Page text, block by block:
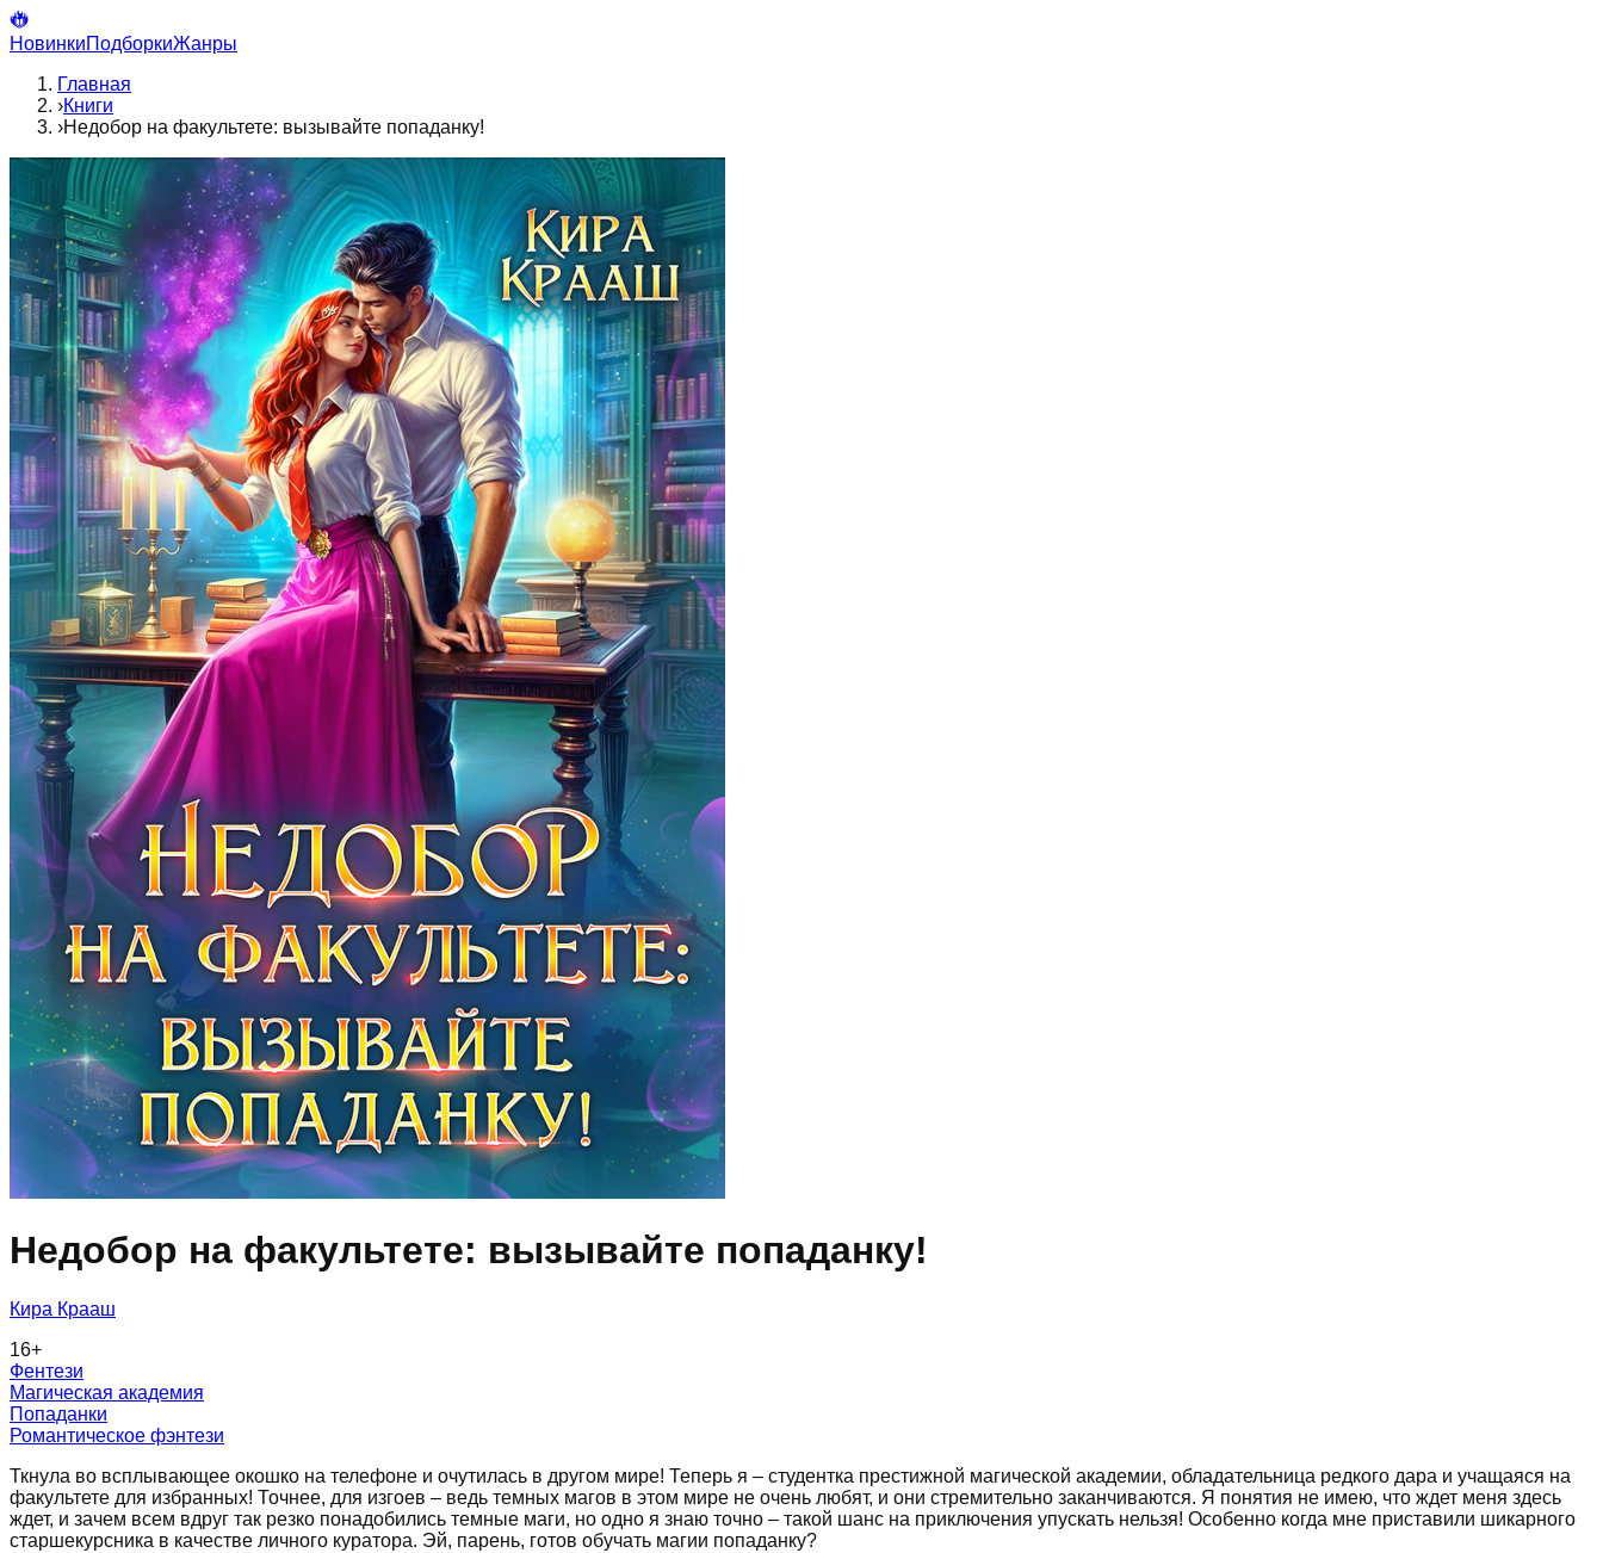
НовинкиПодборкиЖанры
Главная
›Книги
›Недобор на факультете: вызывайте попаданку!
Недобор на факультете: вызывайте попаданку!
Кира Крааш
16+
Фентези
Магическая академия
Попаданки
Романтическое фэнтези
Ткнула во всплывающее окошко на телефоне и очутилась в другом мире! Теперь я – студентка престижной магической академии, обладательница редкого дара и учащаяся на
факультете для избранных! Точнее, для изгоев – ведь темных магов в этом мире не очень любят, и они стремительно заканчиваются. Я понятия не имею, что ждет меня здесь
ждет, и зачем всем вдруг так резко понадобились темные маги, но одно я знаю точно – такой шанс на приключения упускать нельзя! Особенно когда мне приставили шикарного
старшекурсника в качестве личного куратора. Эй, парень, готов обучать магии попаданку?